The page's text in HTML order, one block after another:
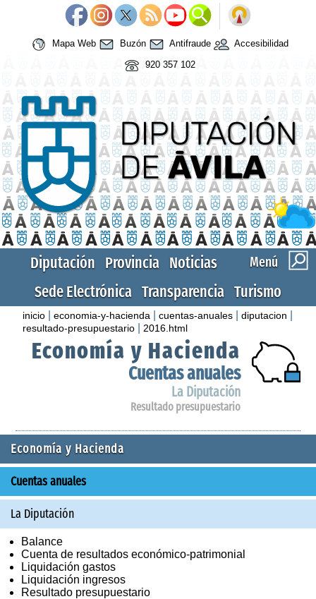
Mapa Web Buzón Antifraude
Accesibilidad
920 357 102
Menú
Diputación Provincia Noticias
Sede Electrónica Transparencia Turismo
inicio |economia-y-hacienda |cuentas-anuales |diputacion
resultado-presupuestario 2016.html
Economía y Hacienda
Cuentas anuales
La Diputación
Resultado presupuestario
Economía y Hacienda
Cuentas anuales
La Diputación
Balance
Cuenta de resultados económico-patrimonial
Liquidación gastos
Liquidación ingresos
Resultado presupuestario